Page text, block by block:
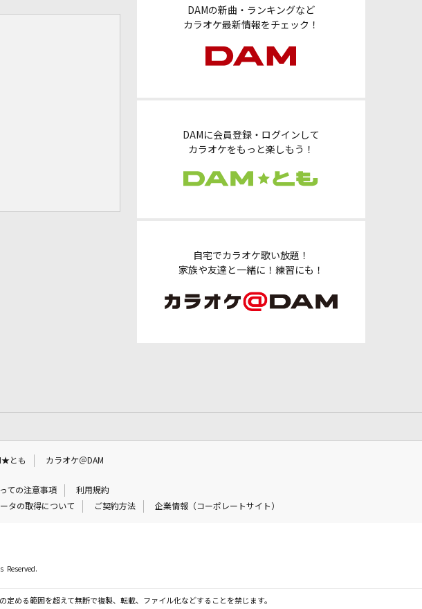
DAMの新曲・ランキングなど
カラオケ最新情報をチェック！
DAMに会員登録・ログインして
カラオケをもっと楽しもう！
自宅でカラオケ歌い放題！
家族や友達と一緒に！練習にも！
とも カラオケ＠DAM
ての注意事項
利用規約
タの取得について ご契約方法 企業情報（コーポレートサイト）
Reserved.
める範囲を超えて無断で複製、転載、ファイル化などすることを禁じます。